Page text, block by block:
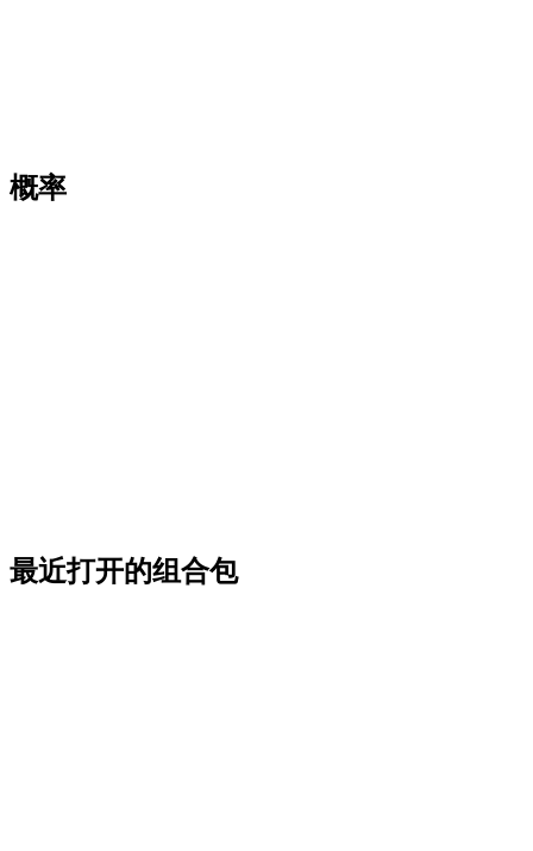
概率
最近打开的组合包